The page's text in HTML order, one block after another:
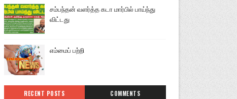
சம்பந்தன் வளர்த்த கடா மார்பில் பாய்ந்து
விட்டது
எம்மைப் பற்றி
RECENT POSTS COMMENTS